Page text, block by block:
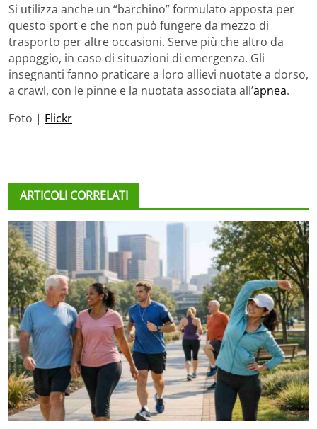
Si utilizza anche un “barchino” formulato apposta per
questo sport e che non può fungere da mezzo di
trasporto per altre occasioni. Serve più che altro da
appoggio, in caso di situazioni di emergenza. Gli
insegnanti fanno praticare a loro allievi nuotate a dorso,
a crawl, con le pinne e la nuotata associata all’apnea.
Foto | Flickr
ARTICOLI CORRELATI